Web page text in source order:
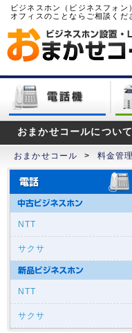
ビジネスホン（ビジネスフォ
オフィスのことならご相談くだ
おまかせコールについて
おまかせコール > 料金管
NTT
サクサ
NTT
サクサ